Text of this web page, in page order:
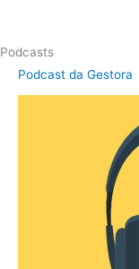
Podcasts
Podcast da Gestora